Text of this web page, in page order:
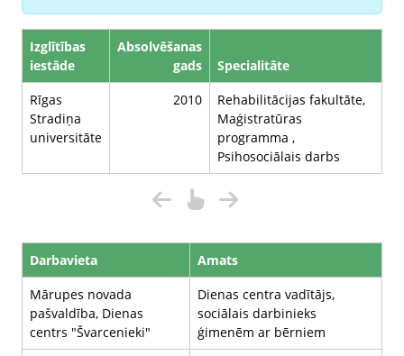
Izglītības
iestāde
Absolvēšanas
gads
Specialitāte
Rīgas
Stradiņa
universitāte
2010
Rehabilitācijas fakultāte,
Maģistratūras
programma ,
Psihosociālais darbs
Darbavieta
Amats
Mārupes novada
pašvaldība, Dienas
centrs "Švarcenieki"
Dienas centra vadītājs,
sociālais darbinieks
ģimenēm ar bērniem